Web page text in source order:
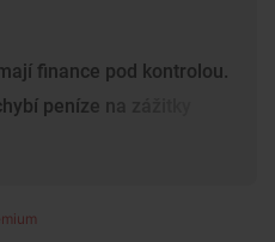
finance pod kontrolou.
peníze na zážitky